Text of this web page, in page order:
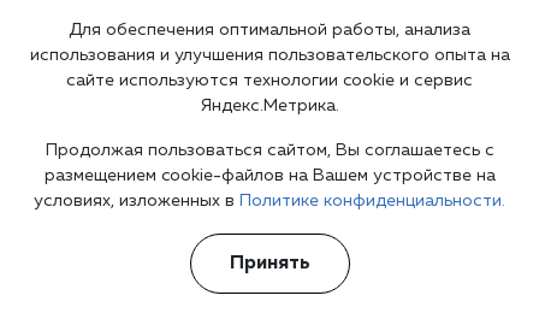
Что делать сейчас?
Консультанты программы сами в прошлом преодолели
зависимость и знают изнутри все стороны болезни.
Для обеспечения оптимальной работы, анализа
использования и улучшения пользовательского опыта на
сайте используются технологии cookie и сервис
Яндекс.Метрика.
Продолжая пользоваться сайтом, Вы соглашаетесь с
размещением cookie-файлов на Вашем устройстве на
условиях, изложенных в
Политике конфиденциальности.
Принять